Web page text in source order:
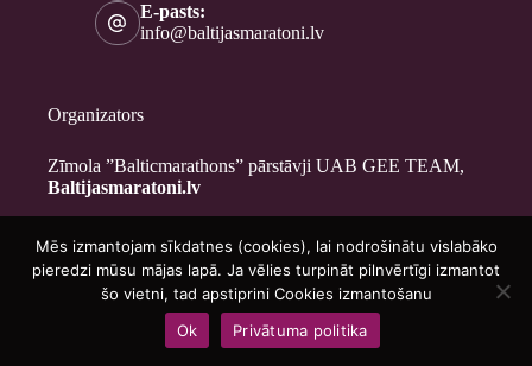
E-pasts:
info@baltijasmaratoni.lv
Organizators
Zīmola ”Balticmarathons” pārstāvji UAB GEE TEAM,
Baltijasmaratoni.lv
Kontakti
Par mums
Brīvprātīgajiem
Privātuma politika
Copyright © 2026 - Baltijasmaratoni.lv
Mēs izmantojam sīkdatnes (cookies), lai nodrošinātu vislabāko
pieredzi mūsu mājas lapā. Ja vēlies turpināt pilnvērtīgi izmantot
šo vietni, tad apstiprini Cookies izmantošanu
Ok
Privātuma politika